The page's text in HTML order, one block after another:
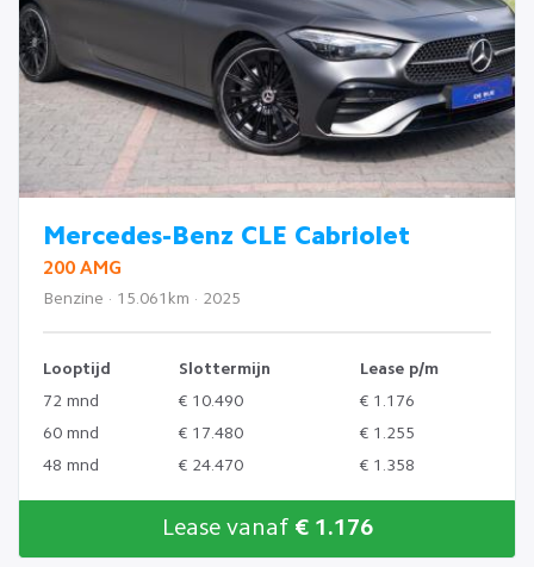
Mercedes-Benz CLE Cabriolet
200 AMG
Benzine · 15.061km · 2025
Looptijd Slottermijn
Lease p/m
72 mnd
€ 10.490
€ 1.176
60 mnd
€ 17.480
€ 1.255
48 mnd
€ 24.470 € 1.358
Lease vanaf € 1.176